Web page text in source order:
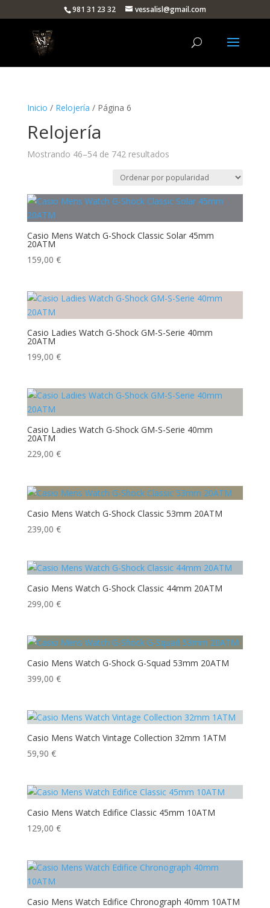
981 31 23 32 vessalisl@gmail.com
Inicio / Relojería / Página 6
Relojería
Mostrando 46–54 de 742 resultadosOrdenado
popularidad
Casio Mens Watch G-Shock Classic Solar 45mm
20ATM
159,00 €
Casio Ladies Watch G-Shock GM-S-Serie 40mm
20ATM
199,00 €
Casio Ladies Watch G-Shock GM-S-Serie 40mm
20ATM
229,00 €
Casio Mens Watch G-Shock Classic 53mm 20ATM
239,00 €
Casio Mens Watch G-Shock Classic 44mm 20ATM
299,00 €
Casio Mens Watch G-Shock G-Squad 53mm 20ATM
399,00 €
Casio Mens Watch Vintage Collection 32mm 1ATM
59,90 €
Casio Mens Watch Edifice Classic 45mm 10ATM
129,00 €
Casio Mens Watch Edifice Chronograph 40mm 10ATM